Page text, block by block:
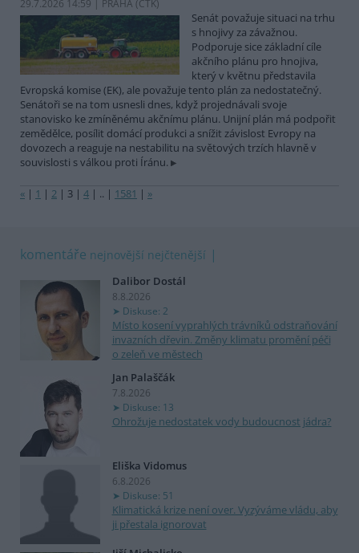
29.7.2026 14:59 | PRAHA (ČTK)
Senát považuje situaci na trhu
s hnojivy za závažnou.
Podporuje sice základní cíle
akčního plánu pro hnojiva,
který v květnu představila
Evropská komise (EK), ale považuje tento plán za nedostatečný.
Senátoři se na tom usnesli dnes, když projednávali svoje
stanovisko ke zmíněnému akčnímu plánu. Unijní plán má podpořit
zemědělce, posílit domácí produkci a snížit závislost Evropy na
dovozech a reaguje na nestabilitu na světových trzích hlavně v
souvislosti s válkou proti Íránu.
« | 1 | 2 | 3 | 4 | .. | 1581 | »
komentáře nejnovější nejčtenější
Dalibor Dostál
8.8.2026
Diskuse: 2
Místo kosení vyprahlých trávníků odstraňování
invazních dřevin. Změny klimatu promění péči
o zeleň ve městech
Jan Palaščák
7.8.2026
Diskuse: 13
Ohrožuje nedostatek vody budoucnost jádra?
Eliška Vidomus
6.8.2026
Diskuse: 51
Klimatická krize není over. Vyzýváme vládu, aby
ji přestala ignorovat